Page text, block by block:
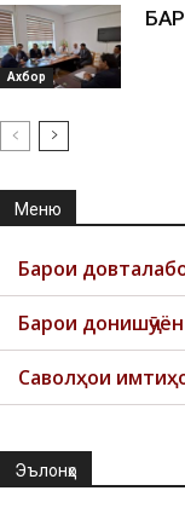
Ахбор
Меню
Барои
Барои донишҷӯён
Саволҳои
Эълонҳо